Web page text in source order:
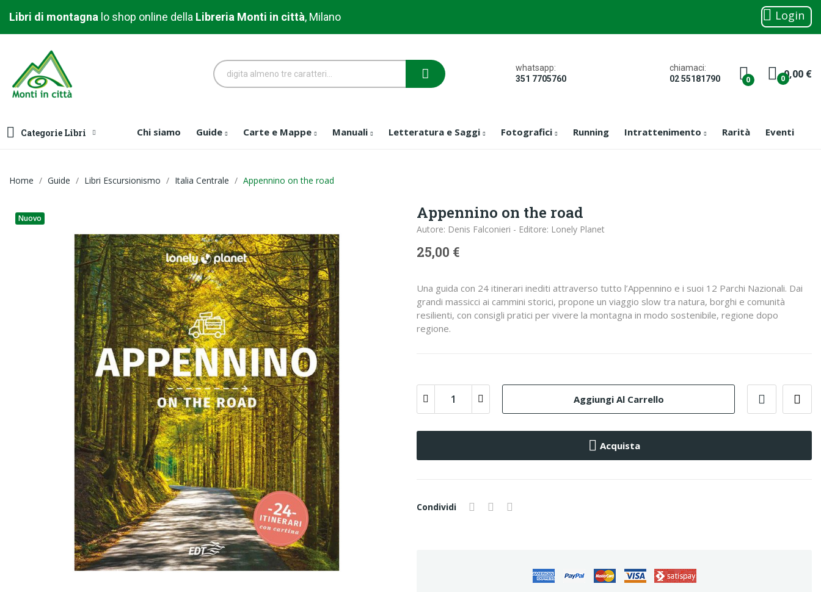
Libri di montagna o shop online della Libreria Monti in città, Milano Login
whatsapp:
351 7705760
chiamaci:
02 55181790
0 0,00 €
0
Categorie Libri Chi siamo Guide Carte e Mappe Manuali Letteratura e Saggi Fotografici Running Intrattenimento Rarità Eventi
Home Guide Libri Escursionismo Italia Centrale Appennino on the road
Nuovo Appennino on the road
Autore: Denis Falconieri - Editore: Lonely Planet
25,00 €
Una guida con 24 itinerari inediti attraverso tutto l’Appennino e i suoi 12 Parchi Nazionali. Dai
grandi massicci ai cammini storici, propone un viaggio slow tra natura, borghi e comunità
resilienti, con consigli pratici per vivere la montagna in modo sostenibile, regione dopo
regione.
Aggiungi Al Carrello
Acquista
Condividi